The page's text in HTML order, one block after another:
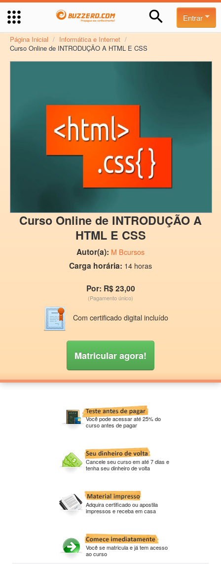
Entrar
Página Inicial / Informática e Internet /
Curso Online de INTRODUÇÃO A HTML E CSS
Curso Online de INTRODUÇÃO A
HTML E CSS
Autor(a): M Bcursos
Carga horária: 14 horas
Por: R$ 23,00
(Pagamento único)
Com certificado digital incluído
Matricular agora!
Você pode acessar até 25% do
curso antes de pagar
Cancele seu curso em até 7 dias e
tenha seu dinheiro de volta
Adquira certificado ou apostila
impressos e receba em casa
Você se matricula e já tem acesso
ao curso